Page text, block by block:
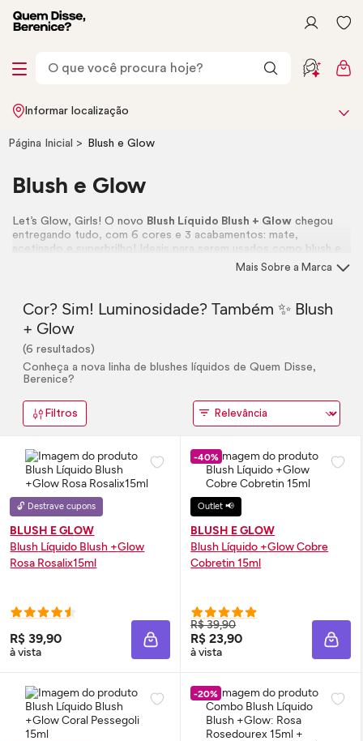
Informar localização
Página Inicial Blush e Glow
Blush e Glow
Let’sGlow, Girls! O novo Blush Líquido Blush + Glow chegou
entregando tudo, com 6 cores e 3 acabamentos: mate,
acetinado e superbrilho! Ideais para serem usados como blush
nécessairede
Mais Sobre a Marca
Cor? Sim! Luminosidade? Também ✨ Blush
+ Glow
(6 resultados)
Conheça a nova linha de blushes líquidos de Quem Disse,
Berenice?
Filtros
🔓 Destrave cupons
BLUSH E GLOW
Blush Líquido Blush +Glow
Rosa Rosalix15ml
R$ 39,90
à vista ADICIONAR À SACOLA
-40%
Outlet 📢
BLUSH E GLOW
Blush Líquido +GlowCobre
Cobretin 15ml
R$ 39,90
R$ 23,90
à vista
-20%